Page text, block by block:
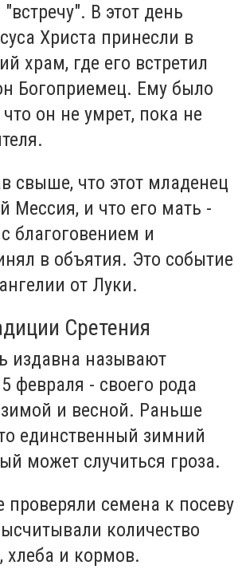
В этот день
Христа принесли в
храм, где его встретил
Богоприемец. Ему было
он не умрет, пока не
свыше, что этот младенец
Мессия, и что его мать -
благоговением и
в объятия. Это событие
от Луки.
Сретения
издавна называют
февраля - своего рода
и весной. Раньше
единственный зимний
может случиться гроза.
семена к посеву
количество
хлеба и кормов.